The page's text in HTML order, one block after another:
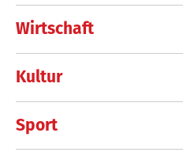
Wirtschaft
Kultur
Sport